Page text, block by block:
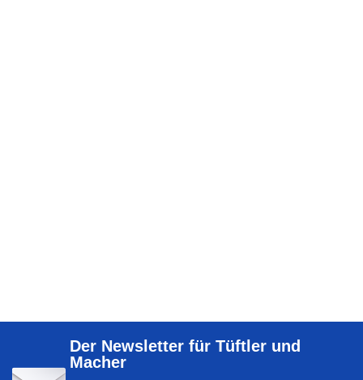
Der Newsletter für Tüftler und
Macher